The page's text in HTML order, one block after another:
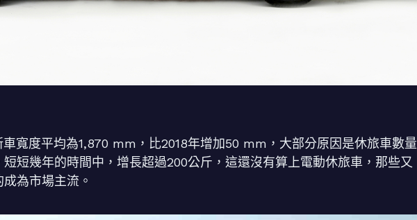
寬度平均為1,870 mm，比2018年增加50 mm，大部分原因是休旅車數量
短幾年的時間中，增長超過200公斤，這還沒有算上電動休旅車，那些又
為市場主流。